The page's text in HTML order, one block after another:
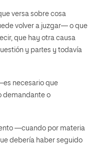
versa sobre cosa
volver a juzgar— o que
que hay otra causa
y partes y todavía
necesario que
demandante o
—cuando por materia
debería haber seguido